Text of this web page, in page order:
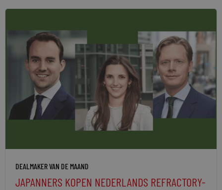
DEALMAKER VAN DE MAAND
JAPANNERS KOPEN NEDERLANDS REFRACTORY-